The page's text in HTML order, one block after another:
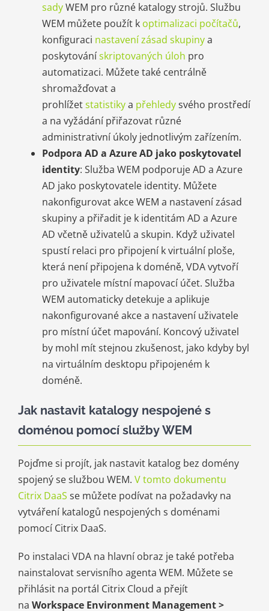
sadyWEM pro různé katalogy strojů. Službu
WEM můžete použít k optimalizaci počítačů,
konfiguraci nastavení zásad skupinya
poskytovánískriptovaných úloh pro
automatizaci. Můžete také centrálně
shromažďovat a
prohlížetstatistikya přehledysvého prostředí
a na vyžádání přiřazovat různé
administrativní úkoly jednotlivým zařízením.
Podpora AD a Azure AD jako poskytovatel
identity: Služba WEM podporuje AD a Azure
AD jako poskytovatele identity. Můžete
nakonfigurovat akce WEM a nastavení zásad
skupiny a přiřadit je k identitám AD a Azure
AD včetně uživatelů a skupin. Když uživatel
spustí relaci pro připojení k virtuální ploše,
která není připojena k doméně, VDA vytvoří
pro uživatele místní mapovací účet. Služba
WEM automaticky detekuje a aplikuje
nakonfigurované akce a nastavení uživatele
pro místní účet mapování. Koncový uživatel
by mohl mít stejnou zkušenost, jako kdyby byl
na virtuálním desktopu připojeném k
doméně.
Jak nastavit katalogy nespojené s
doménou pomocí služby WEM
Pojďme si projít, jak nastavit katalog bez domény
spojený se službou WEM. V tomto dokumentu
Citrix DaaS se můžete podívat na požadavky na
vytváření katalogů nespojených s doménami
pomocí Citrix DaaS.
Po instalaci VDA na hlavní obraz je také potřeba
nainstalovat servisního agenta WEM. Můžete se
přihlásit na portál Citrix Cloud a přejít
na Workspace Environment Management >